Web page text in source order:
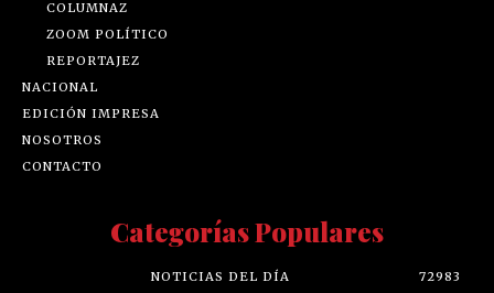
COLUMNAZ
ZOOM POLÍTICO
REPORTAJEZ
NACIONAL
EDICIÓN IMPRESA
NOSOTROS
CONTACTO
Categorías Populares
NOTICIAS DEL DÍA
72983